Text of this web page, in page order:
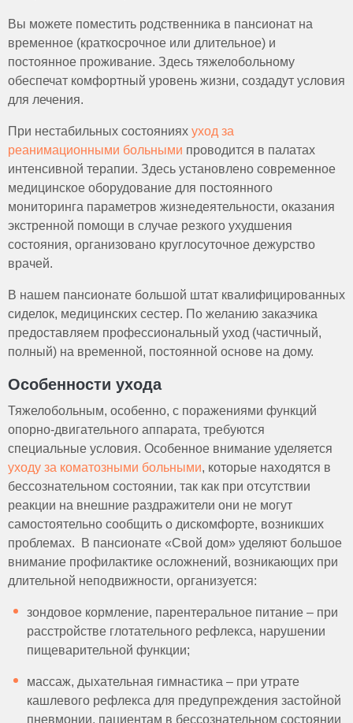
Вы можете поместить родственника в пансионат на
временное (краткосрочное или длительное) и
постоянное проживание. Здесь тяжелобольному
обеспечат комфортный уровень жизни, создадут условия
для лечения.
При нестабильных состояниях уход за
реанимационными больными проводится в палатах
интенсивной терапии. Здесь установлено современное
медицинское оборудование для постоянного
мониторинга параметров жизнедеятельности, оказания
экстренной помощи в случае резкого ухудшения
состояния, организовано круглосуточное дежурство
врачей.
В нашем пансионате большой штат квалифицированных
сиделок, медицинских сестер. По желанию заказчика
предоставляем профессиональный уход (частичный,
полный) на временной, постоянной основе на дому.
Особенности ухода
Тяжелобольным, особенно, с поражениями функций
опорно-двигательного аппарата, требуются
специальные условия. Особенное внимание уделяется
уходу за коматозными больными, которые находятся в
бессознательном состоянии, так как при отсутствии
реакции на внешние раздражители они не могут
самостоятельно сообщить о дискомфорте, возникших
проблемах. В пансионате «Свой дом» уделяют большое
внимание профилактике осложнений, возникающих при
длительной неподвижности, организуется:
зондовое кормление, парентеральное питание – при
расстройстве глотательного рефлекса, нарушении
пищеварительной функции;
массаж, дыхательная гимнастика – при утрате
кашлевого рефлекса для предупреждения застойной
пневмонии, пациентам в бессознательном состоянии